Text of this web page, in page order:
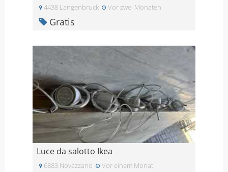
4438 Langenbruck Vor zwei Monaten
Gratis
Luce da salotto Ikea
6883 Novazzano Vor einem Monat